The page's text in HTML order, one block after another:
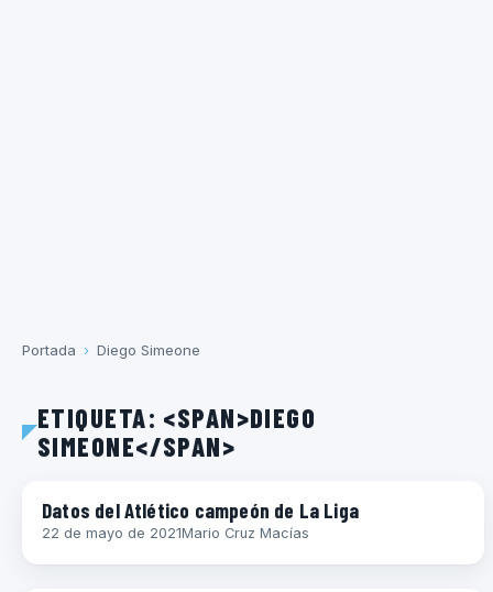
Portada › Diego Simeone
ETIQUETA: <SPAN>DIEGO
SIMEONE</SPAN>
ESPAÑA (LA LIGA)
Datos del Atlético campeón de La Liga
22 de mayo de 2021Mario Cruz Macías